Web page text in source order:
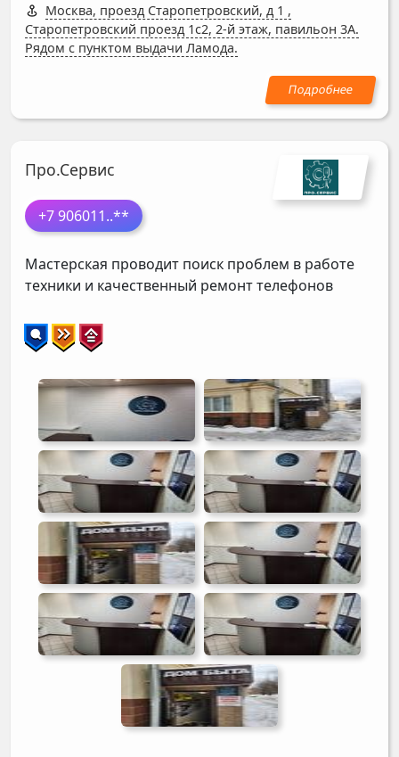
Москва, проезд Старопетровский, д 1 ,
Старопетровский проезд 1с2, 2-й этаж, павильон 3А.
Рядом с пунктом выдачи Ламода.
Про.Сервис
+7 906011..**
Мастерская проводит поиск проблем в работе
техники и качественный ремонт телефонов